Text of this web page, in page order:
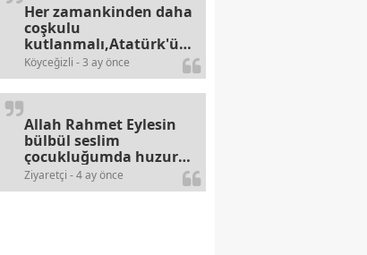
Köyceğizli - 3 ay önce
Her zamankinden daha
coşkulu
kutlanmalı,Atatürk'ün
bayramlarına olan
alerjileri bitmez,bahane
arayan illaki bulur.
Ziyaretçi - 4 ay önce
Allah Rahmet Eylesin
bülbül seslim
çocukluğumda huzur
olurdu evimize.
Ablamla bağıra bağıra